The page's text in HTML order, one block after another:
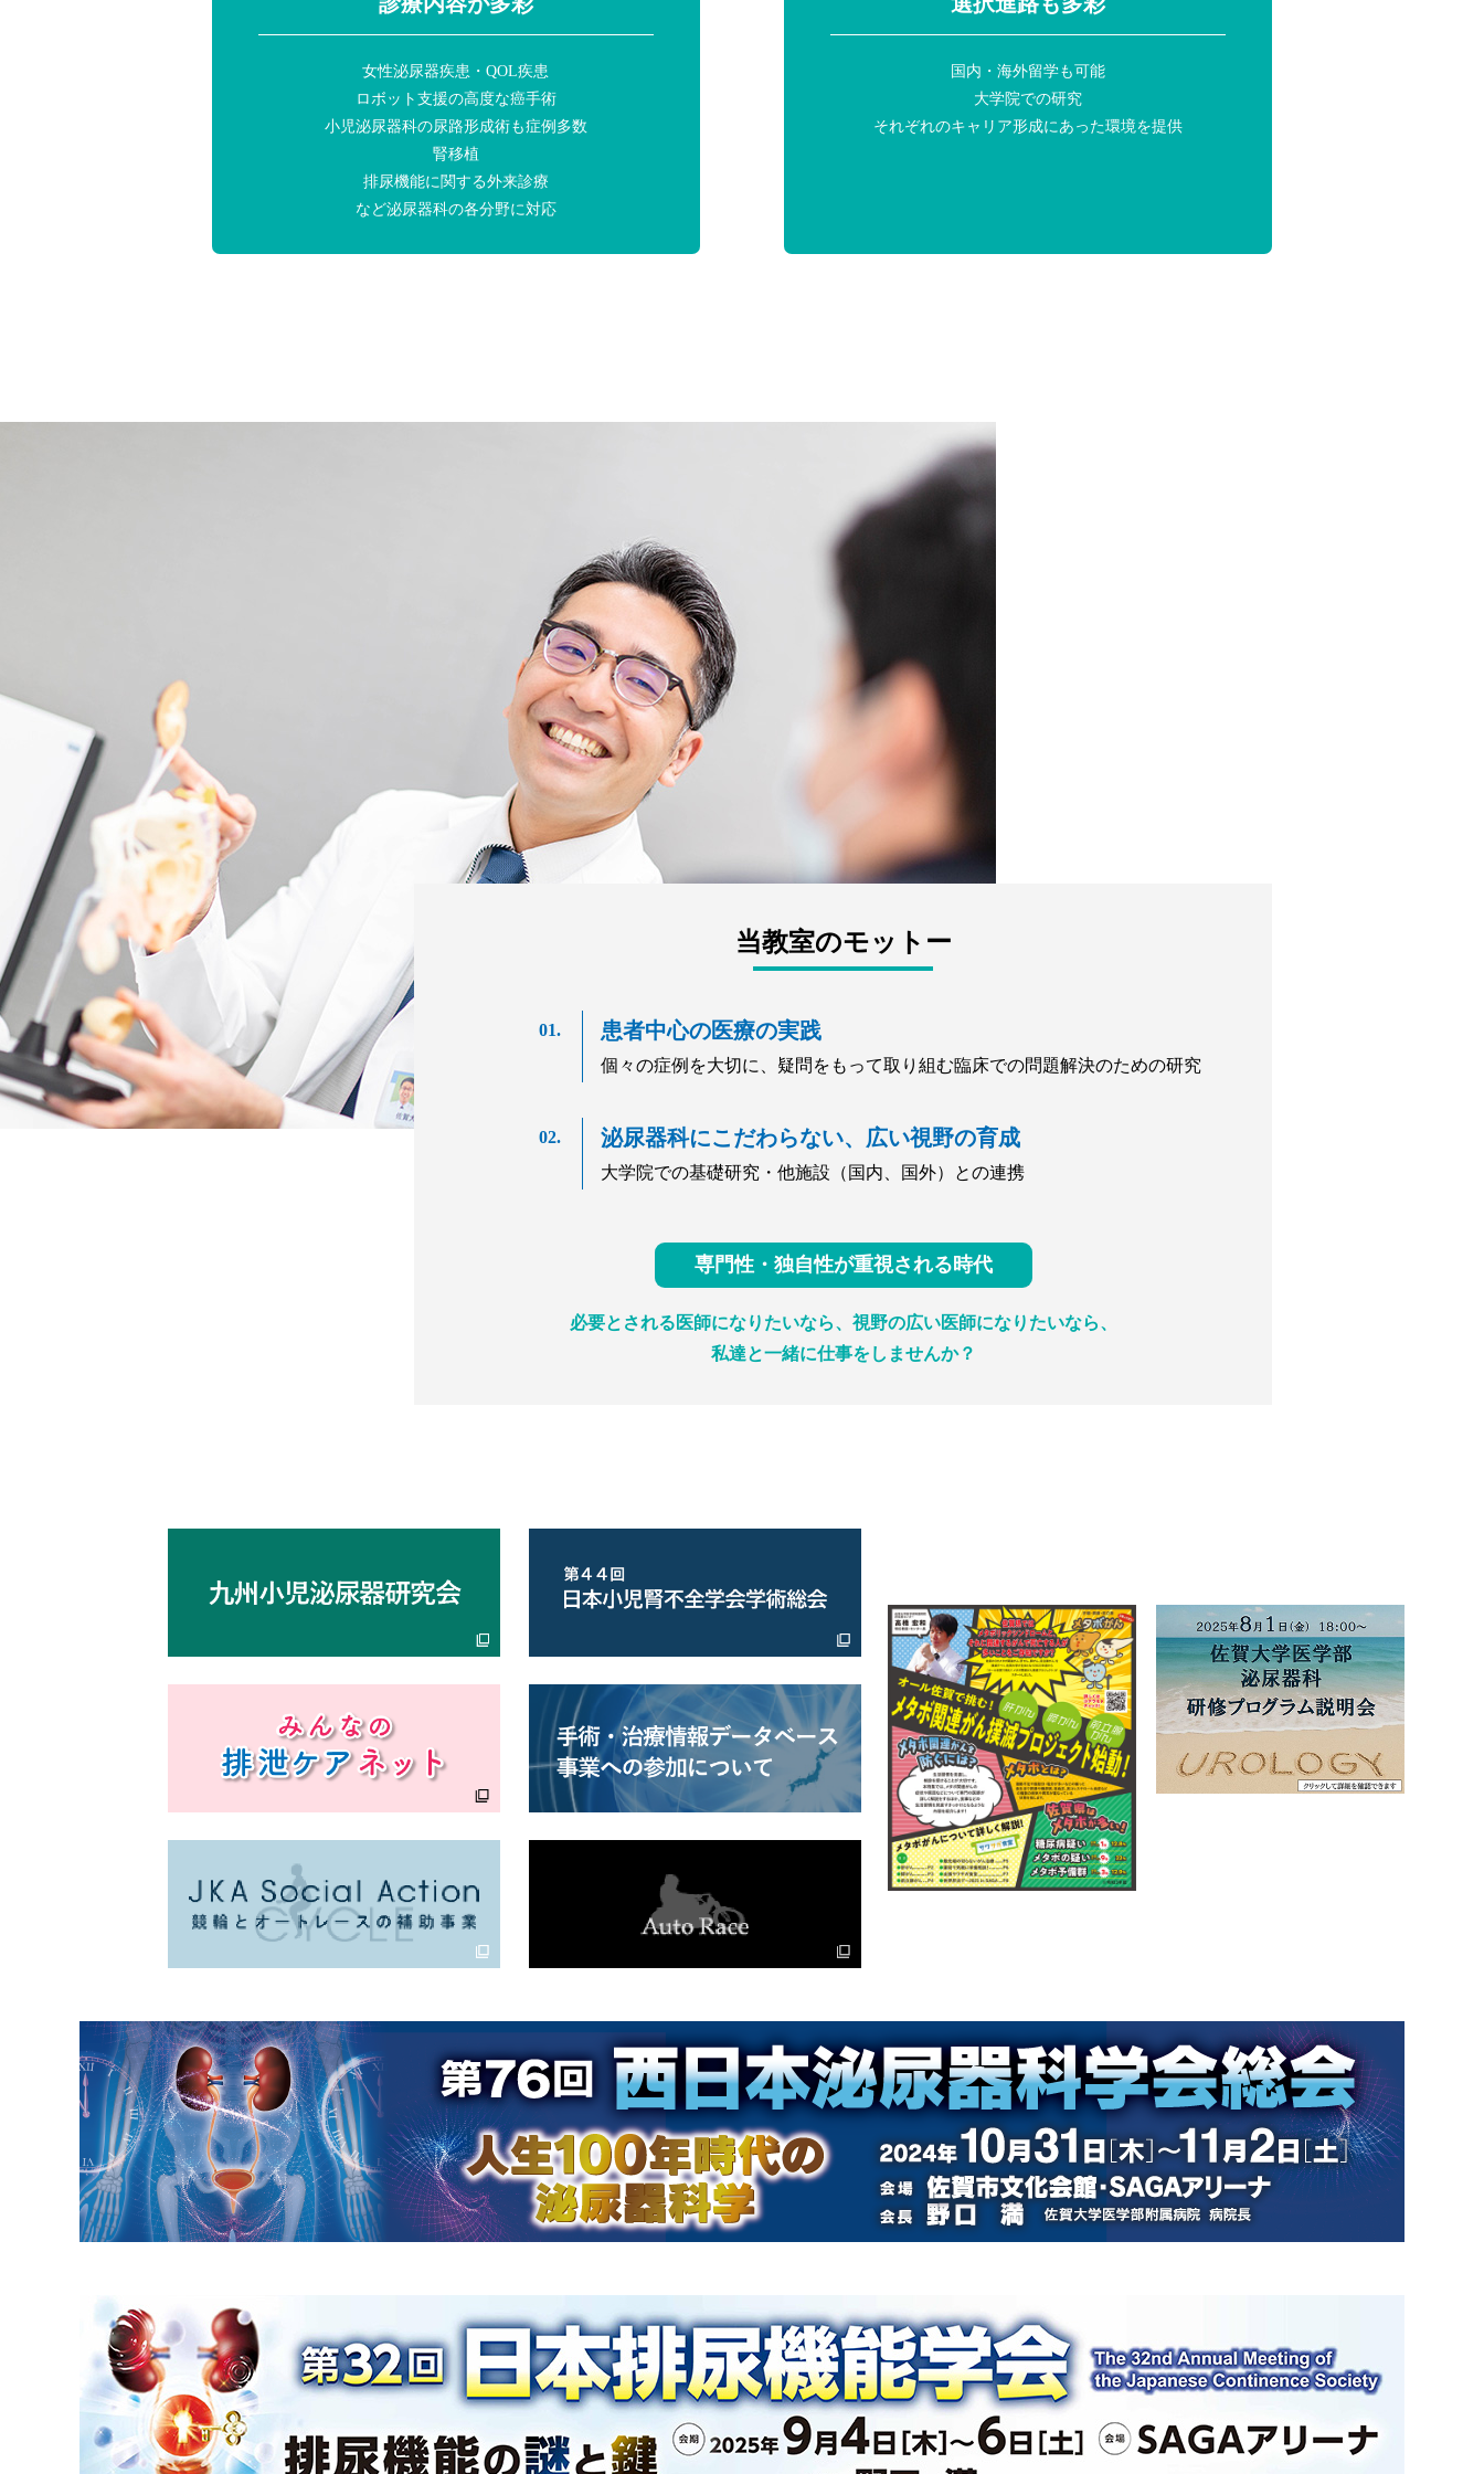
女性泌尿器疾患・QOL疾患
ロボット支援の高度な癌手術
小児泌尿器科の尿路形成術も症例多数
腎移植
排尿機能に関する外来診療
など泌尿器科の各分野に対応
国内・海外留学も可能
大学院での研究
それぞれのキャリア形成にあった環境を提供
当教室のモットー
患者中心の医療の実践
個々の症例を大切に、疑問をもって取り組む臨床での問題解決のための研究
泌尿器科にこだわらない、広い視野の育成
大学院での基礎研究・他施設（国内、国外）との連携
専門性・独自性が重視される時代
必要とされる医師になりたいなら、 視野の広い医師になりたいなら、
私達と一緒に仕事をしませんか？